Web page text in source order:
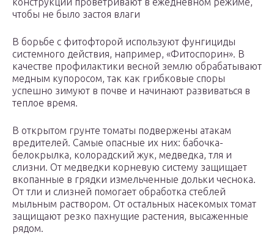
чтобы не было застоя влаги
В борьбе с фитофторой используют фунгициды
системного действия, например, «Фитоспорин». В
качестве профилактики весной землю обрабатывают
медным купоросом, так как грибковые споры
успешно зимуют в почве и начинают развиваться в
теплое время.
В открытом грунте томаты подвержены атакам
вредителей. Самые опасные их них: бабочка-
белокрылка, колорадский жук, медведка, тля и
слизни. От медведки корневую систему защищает
вкопанные в грядки измельченные дольки чеснока.
От тли и слизней помогает обработка стеблей
мыльным раствором. От остальных насекомых томат
защищают резко пахнущие растения, высаженные
рядом.